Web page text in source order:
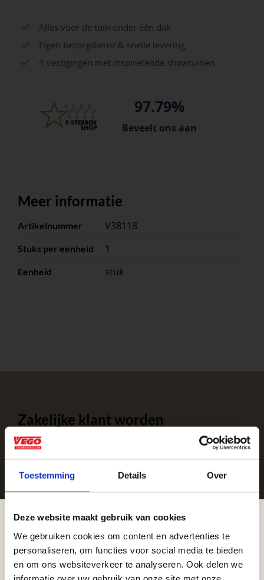
Toestemming Details Over
Deze website maakt gebruik van cookies
We gebruiken cookies om content en advertenties te
personaliseren, om functies voor social media te bieden
en om ons websiteverkeer te analyseren. Ook delen we
zak
á
25
Alles voor de tuin onder één dak
Eigen bezorgdienst & snelle levering
4 vestigingen met inspirerende showtuinen
97.79%
Beveelt ons aan
Meer informatie
Artikelnummer V38118
Stuks per eenheid 1
Eenheid stuk
Zakelijke klant worden
Vego Tuinmaterialen is de meest geschikte partner
infraproducten. Als professionele leverancier van
tuinmaterialen bieden wij een breed assortiment
zakelijke mogelijkheden.
Aangepaste openingstijden tijdens de
vakantieperiode